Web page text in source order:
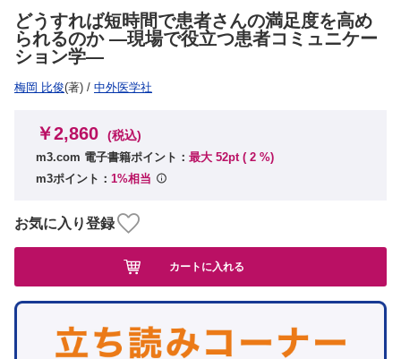
どうすれば短時間で患者さんの満足度を高め
られるのか ―現場で役立つ患者コミュニケー
ション学―
梅岡 比俊(著) / 中外医学社
￥2,860 (税込)
m3.com 電子書籍ポイント： 最大 52pt ( 2 %)
m3ポイント： 1%相当
お気に入り登録
カートに入れる